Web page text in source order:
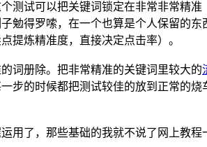
测试可以把关键词锁定在非常非常精
勉得罗嗦，在一个也算是个人保留的
提炼精准度，直接决定点击率）。
词册除。把非常精准的关键词里较大的
步的时候都把测试较佳的放到正常的
用了，那些基础的我就不说了网上教